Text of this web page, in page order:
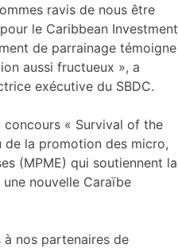
ravis de nous être
le Caribbean Investment
de parrainage témoigne
aussi fructueux », a
exécutive du SBDC.
concours « Survival of the
de la promotion des micro,
(MPME) qui soutiennent la
nouvelle Caraïbe
à nos partenaires de